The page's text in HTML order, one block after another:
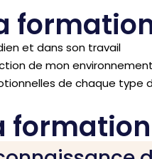
et dans son travail
de mon
de chaque type
formation